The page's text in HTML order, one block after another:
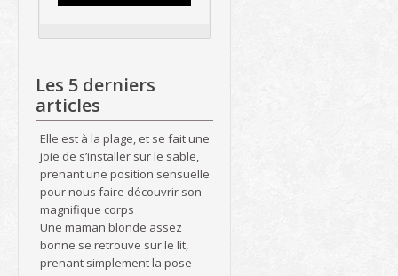
Les 5 derniers
articles
Elle est à la plage, et se fait une
joie de s’installer sur le sable,
prenant une position sensuelle
pour nous faire découvrir son
magnifique corps
Une maman blonde assez
bonne se retrouve sur le lit,
prenant simplement la pose